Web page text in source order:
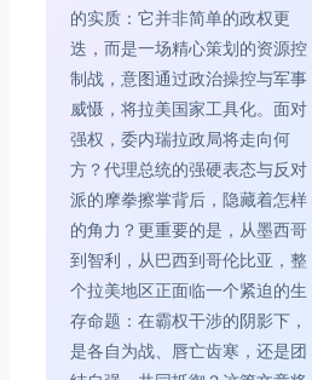
的实质：它并非简单的政权更
迭，而是一场精心策划的资源控
制战，意图通过政治操控与军事
威慑，将拉美国家工具化。面对
强权，委内瑞拉政局将走向何
方？代理总统的强硬表态与反对
派的摩拳擦掌背后，隐藏着怎样
的角力？更重要的是，从墨西哥
到智利，从巴西到哥伦比亚，整
个拉美地区正面临一个紧迫的生
存命题：在霸权干涉的阴影下，
是各自为战、唇亡齿寒，还是团